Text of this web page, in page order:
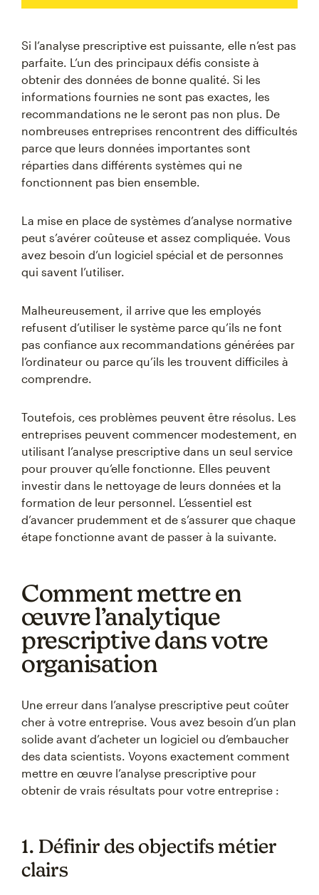
Si l’analyse prescriptive est puissante, elle n’est pas
parfaite. L’un des principaux défis consiste à
obtenir des données de bonne qualité. Si les
informations fournies ne sont pas exactes, les
recommandations ne le seront pas non plus. De
nombreuses entreprises rencontrent des difficultés
parce que leurs données importantes sont
réparties dans différents systèmes qui ne
fonctionnent pas bien ensemble.
La mise en place de systèmes d’analyse normative
peut s’avérer coûteuse et assez compliquée. Vous
avez besoin d’un logiciel spécial et de personnes
qui savent l’utiliser.
Malheureusement, il arrive que les employés
refusent d’utiliser le système parce qu’ils ne font
pas confiance aux recommandations générées par
l’ordinateur ou parce qu’ils les trouvent difficiles à
comprendre.
Toutefois, ces problèmes peuvent être résolus. Les
entreprises peuvent commencer modestement, en
utilisant l’analyse prescriptive dans un seul service
pour prouver qu’elle fonctionne. Elles peuvent
investir dans le nettoyage de leurs données et la
formation de leur personnel. L’essentiel est
d’avancer prudemment et de s’assurer que chaque
étape fonctionne avant de passer à la suivante.
Comment mettre en
œuvre l’analytique
prescriptive dans votre
organisation
Une erreur dans l’analyse prescriptive peut coûter
cher à votre entreprise. Vous avez besoin d’un plan
solide avant d’acheter un logiciel ou d’embaucher
des data scientists. Voyons exactement comment
mettre en œuvre l’analyse prescriptive pour
obtenir de vrais résultats pour votre entreprise :
1. Définir des objectifs métier
clairs